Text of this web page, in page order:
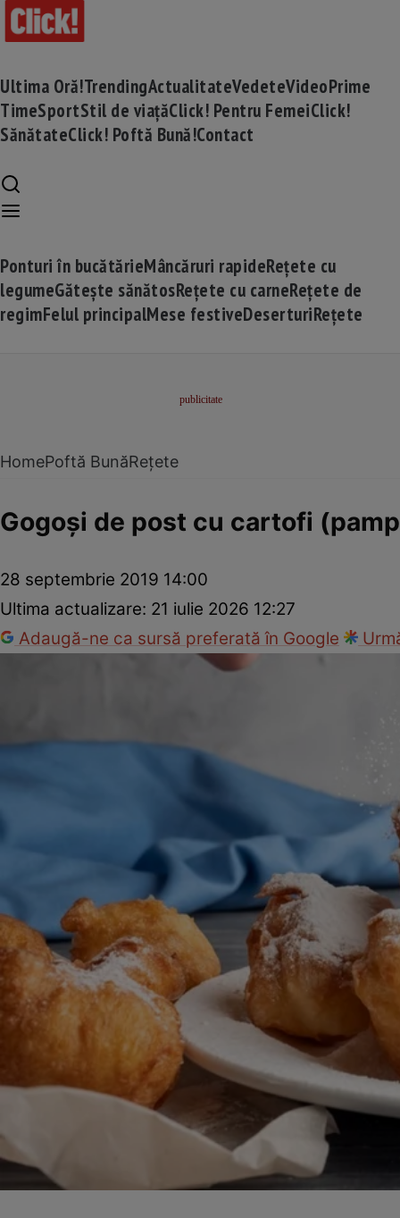
Ultima Oră!TrendingActualitateVedeteVideoPrime
TimeSportStil de viațăClick! Pentru FemeiClick!
SănătateClick! Poftă Bună!Contact
Ponturi în bucătărieMâncăruri rapideRețete cu
legumeGătește sănătosRețete cu carneRețete de
regimFelul principalMese festiveDeserturiRețete
HomePoftă BunăRețete
Gogoşi de post cu cartofi
28 septembrie 2019 14:00
Ultima actualizare: 21 iulie 2026 12:27
Adaugă-ne ca sursă preferată în Google